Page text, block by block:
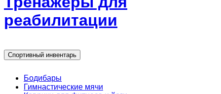
реабилитации
Спортивный инвентарь
Бодибары
Гимнастические мячи